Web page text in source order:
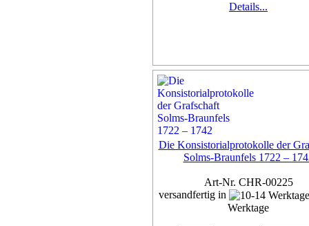
Details...
Die Konsistorialprotokolle der
Solms-Braunfels 1722 –
Art-Nr. CHR-00225
versandfertig in
Werktage